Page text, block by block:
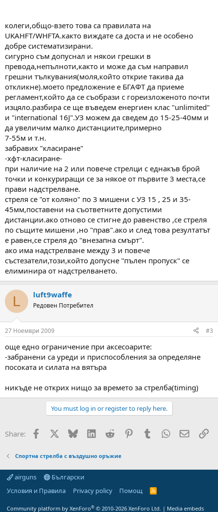
колеги,общо-взето това са правилата на
UKAHFT/WHFTA.както виждате са доста и не особено
добре систематизирани.
сигурно съм допуснал и някои грешки в
превода,непълноти,както и може да съм направил
грешни тълкувания(моля,който открие такива да
откликне).моето предложение е БГАФТ да приеме
регламент,който да се съобрази с гореизложеното почти
изцяло.разбира се ще въведем енергиен клас "unlimited"
и "international 16J".УЗ можем да сведем до 15-25-40мм и
да увеличим малко дистанциите,примерно
7-55м и т.н.
забравих "класиране"
-хфт-класиране-
при наличие на 2 или повече стрелци с еднакъв брой
точки и конкуриращи се за някое от първите 3 места,се
прави надстрелване.
стреля се "от коляно" по 3 мишени с УЗ 15 , 25 и 35-
45мм,поставени на съответните допустими
дистанции.ако отново се стигне до равенство ,се стреля
по същите мишени ,но "прав".ако и след това резултатът
е равен,се стреля до "внезапна смърт".
ако има надстрелване между 3 и повече
състезатели,този,който допусне "пълен пропуск" се
елиминира от надстрелването.
L luft9waffe
Редовен Потребител
27 Ноември 2009 #3
още едно ограничение при аксесоарите:
-забранени са уреди и приспособления за определяне
посоката и силата на вятъра
никъде не открих нищо за времето за стрелба(timing)
You must log in or register to reply here.
Share: Facebook Bluesky LinkedInReddit PinterestTumblrWhatsApp
Email
Спортна стрелба с въздушно оръжие
airguns
Български
Условия и Правила
Privacy policy Помощ
R
Community platform by XenForo® © 2010-2026 XenForo Ltd. | Media embeds